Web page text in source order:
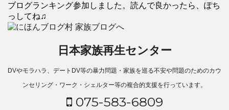
ブログランキング参加しました。読んで良かったら、ぽち
っしてね♫
日本家族再生センター
DVやモラハラ、デートDV等の暴力問題・家族を巡る不安や問題のためのカウ
ンセリング・ワーク・シェルター等の複合的支援を行っています。
075-583-6809